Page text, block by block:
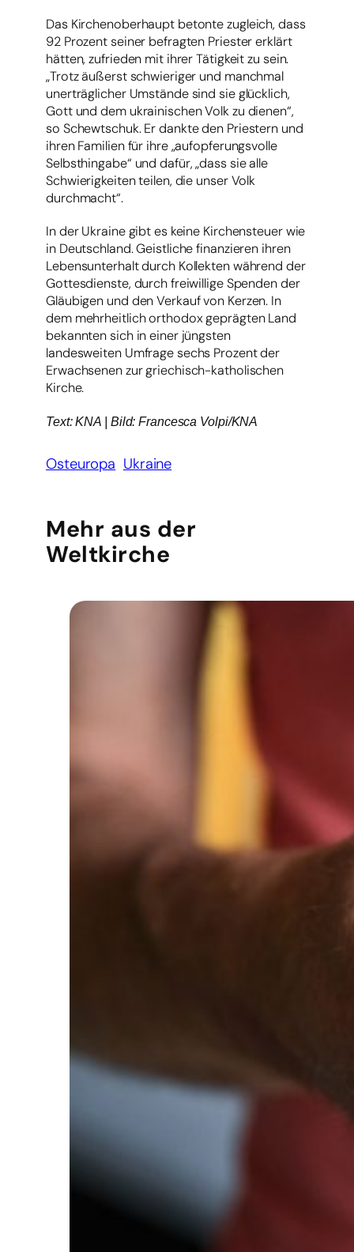
Das Kirchenoberhaupt betonte zugleich, dass
92 Prozent seiner befragten Priester erklärt
hätten, zufrieden mit ihrer Tätigkeit zu sein.
„Trotz äußerst schwieriger und manchmal
unerträglicher Umstände sind sie glücklich,
Gott und dem ukrainischen Volk zu dienen“,
so Schewtschuk. Er dankte den Priestern und
ihren Familien für ihre „aufopferungsvolle
Selbsthingabe“ und dafür, „dass sie alle
Schwierigkeiten teilen, die unser Volk
durchmacht“.
In der Ukraine gibt es keine Kirchensteuer wie
in Deutschland. Geistliche finanzieren ihren
Lebensunterhalt durch Kollekten während der
Gottesdienste, durch freiwillige Spenden der
Gläubigen und den Verkauf von Kerzen. In
dem mehrheitlich orthodox geprägten Land
bekannten sich in einer jüngsten
landesweiten Umfrage sechs Prozent der
Erwachsenen zur griechisch-katholischen
Kirche.
Text: KNA | Bild: Francesca Volpi/KNA
Osteuropa Ukraine
Mehr aus der
Weltkirche